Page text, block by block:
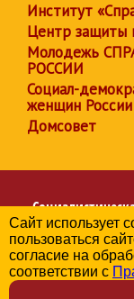
Институт
Центр защиты
Молодежь
РОССИИ
Социал-
женщин России
Домсовет
Региональное
Политика в
Сайт использует
пользоваться
согласие на
соответствии с